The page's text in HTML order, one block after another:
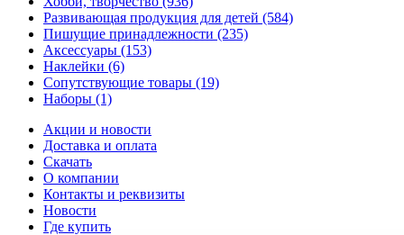
Развивающая продукция для детей (584)
Пишущие принадлежности (235)
Аксессуары (153)
Наклейки (6)
Сопутствующие товары (19)
Наборы (1)
Акции и новости
Доставка и оплата
Скачать
О компании
Контакты и реквизиты
Новости
Где купить